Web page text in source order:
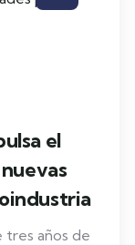
el
tres años de